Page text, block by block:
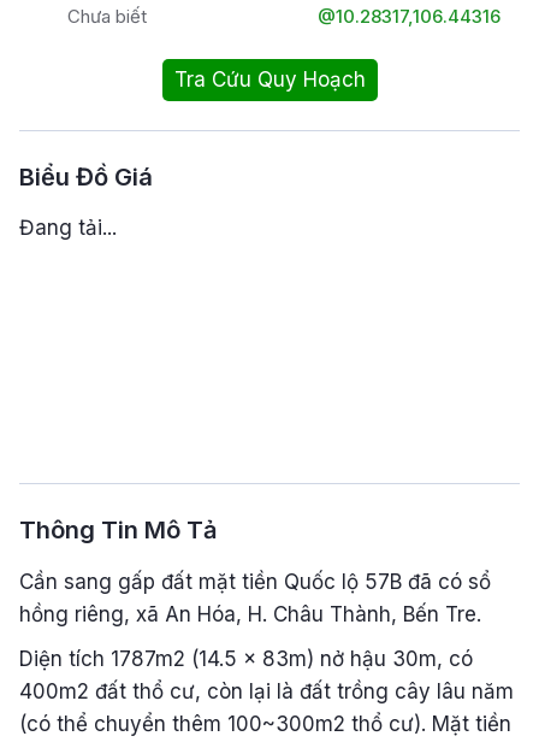
Chưa biết @10.28317,106.44316
Tra Cứu Quy Hoạch
Biểu Đồ Giá
Đang tải...
Thông Tin Mô Tả
Cần sang gấp đất mặt tiền Quốc lộ 57B đã có sổ
hồng riêng, xã An Hóa, H. Châu Thành, Bến Tre.
Diện tích 1787m2 (14.5 x 83m) nở hậu 30m, có
400m2 đất thổ cư, còn lại là đất trồng cây lâu năm
(có thể chuyển thêm 100~300m2 thổ cư). Mặt tiền